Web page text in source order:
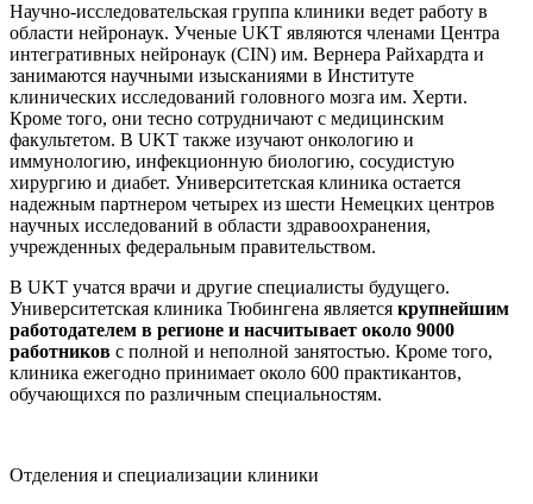
Научно-исследовательская группа клиники ведет работу в
области нейронаук. Ученые UKT являются членами Центра
интегративных нейронаук (CIN) им. Вернера Райхардта и
занимаются научными изысканиями в Институте
клинических исследований головного мозга им. Херти.
Кроме того, они тесно сотрудничают с медицинским
факультетом. В UKT также изучают онкологию и
иммунологию, инфекционную биологию, сосудистую
хирургию и диабет. Университетская клиника остается
надежным партнером четырех из шести Немецких центров
научных исследований в области здравоохранения,
учрежденных федеральным правительством.
В UKT учатся врачи и другие специалисты будущего.
Университетская клиника Тюбингена является крупнейшим
работодателем в регионе и насчитывает около 9000
работников с полной и неполной занятостью. Кроме того,
клиника ежегодно принимает около 600 практикантов,
обучающихся по различным специальностям.
Отделения и специализации клиники